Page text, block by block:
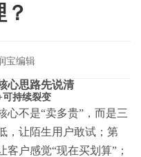
宝编辑
心思路先说清
可持续裂变
心不是“卖多贵”，而是三
，让陌生用户敢试；第
户感觉“现在买划算”；